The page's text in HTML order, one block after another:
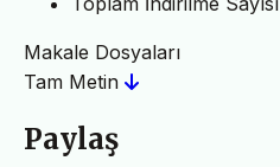
Makale Dosyaları
Tam Metin
Paylaş